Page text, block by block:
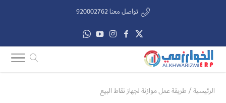
تواصل معنا 920002762
الرئيسية/ طريقة عمل موازنة لجهاز نقاط البيع